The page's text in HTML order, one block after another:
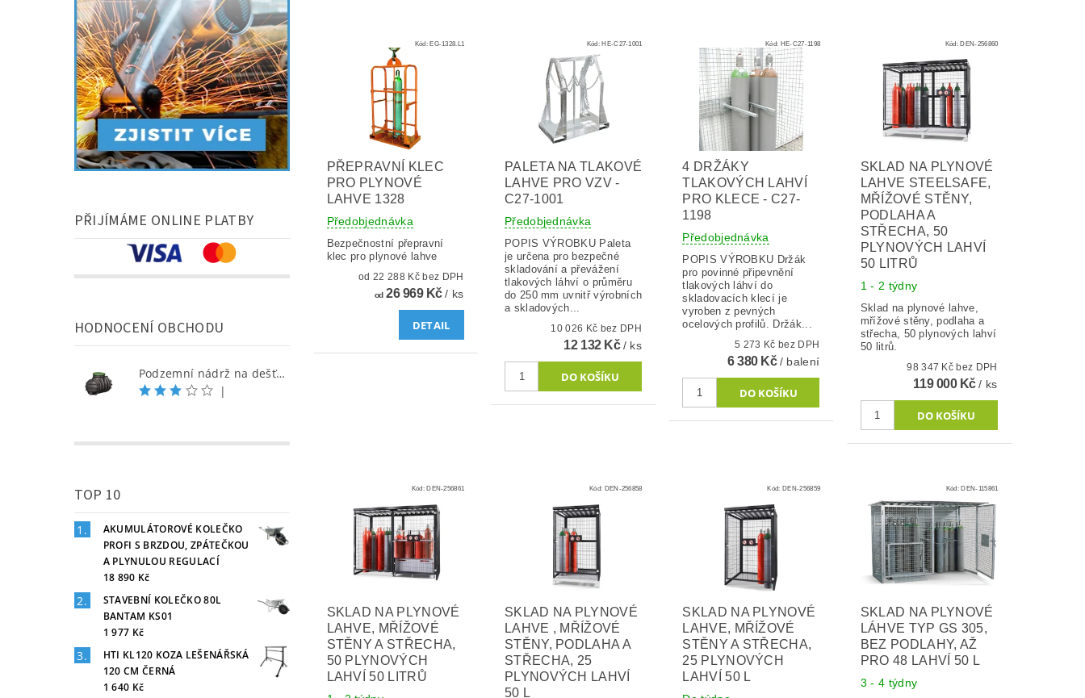
PŘIJÍMÁME ONLINE PLATBY
HODNOCENÍ OBCHODU
Podzemní nádrž na dešťovou vodu 1000 l
|
TOP 10
AKUMULÁTOROVÉ KOLEČKO
PROFI S BRZDOU, ZPÁTEČKOU
A PLYNULOU REGULACÍ
18 890 Kč
STAVEBNÍ KOLEČKO 80L
BANTAM KS01
1 977 Kč
HTI KL120 KOZA LEŠENÁŘSKÁ
120 CM ČERNÁ
1 640 Kč
Kód:EG-1328.L1
PŘEPRAVNÍ KLEC
PRO PLYNOVÉ
LAHVE 1328
Předobjednávka
Bezpečnostní přepravní
klec pro plynové lahve
od 22 288 Kč bez DPH
od26 969 Kč/ ks
DETAIL
Kód:HE-C27-1001
PALETA NA TLAKOVÉ
LAHVE PRO VZV -
C27-1001
Předobjednávka
POPIS VÝROBKU Paleta
je určena pro bezpečné
skladování a převážení
tlakových láhví o průměru
do 250 mm uvnitř výrobních
a skladových...
10 026 Kč bez DPH
12 132 Kč/ ks
Kód: HE-C27-1198
4 DRŽÁKY
TLAKOVÝCH LAHVÍ
PRO KLECE - C27-
1198
Předobjednávka
POPIS VÝROBKU Držák
pro povinné připevnění
tlakových láhví do
skladovacích klecí je
vyroben z pevných
ocelových profilů. Držák...
5 273 Kč bez DPH
6 380 Kč/ balení
Kód:DEN-256860
SKLAD NA PLYNOVÉ
LAHVE STEELSAFE,
MŘÍŽOVÉ STĚNY,
PODLAHA A
STŘECHA, 50
PLYNOVÝCH LAHVÍ
50 LITRŮ
1 - 2 týdny
Sklad na plynové lahve,
mřížové stěny, podlaha a
střecha, 50 plynových lahví
50 litrů.
98 347 Kč bez DPH
119 000 Kč/ ks
Kód:DEN-256861
SKLAD NA PLYNOVÉ
LAHVE, MŘÍŽOVÉ
STĚNY A STŘECHA,
50 PLYNOVÝCH
LAHVÍ 50 LITRŮ
Kód: DEN-256858
SKLAD NA PLYNOVÉ
LAHVE , MŘÍŽOVÉ
STĚNY, PODLAHA A
STŘECHA, 25
PLYNOVÝCH LAHVÍ
50 L
Kód: DEN-256859
SKLAD NA PLYNOVÉ
LAHVE, MŘÍŽOVÉ
STĚNY A STŘECHA,
25 PLYNOVÝCH
LAHVÍ 50 L
Kód:DEN-115861
SKLAD NA PLYNOVÉ
LÁHVE TYP GS 305,
BEZ PODLAHY, AŽ
PRO 48 LAHVÍ 50 L
3 - 4 týdny